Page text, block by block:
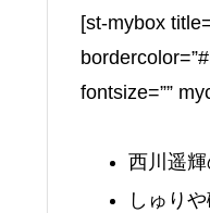
[st-mybox
fontsize=””
西川遥
しゅり